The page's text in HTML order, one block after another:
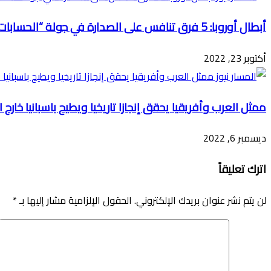
أبطال أوروبا: 5 فرق تنافس على الصدارة في جولة “الحسابات”
أكتوبر 23, 2022
ممثل العرب وأفريقيا يحقق إنجازا تاريخيا ويطيح باسبانيا
ديسمبر 6, 2022
اترك تعليقاً
لن يتم نشر عنوان بريدك الإلكتروني. الحقول الإلزامية مشار إليها بـ*